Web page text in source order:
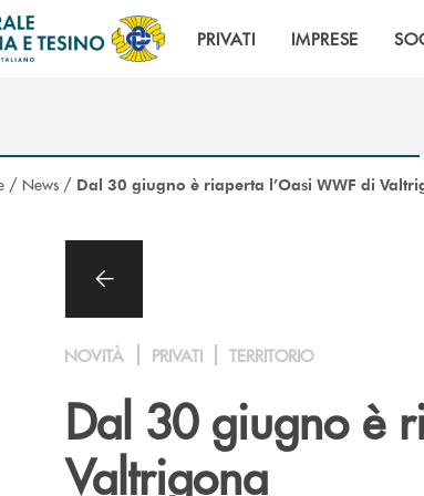
PRIVATI IMPRESE
/ News / Dal 30 giugno è riaperta l’Oasi WWF di
NOVITÀ PRIVATI TERRITORIO
Dal 30 giugno è
Valtrigona